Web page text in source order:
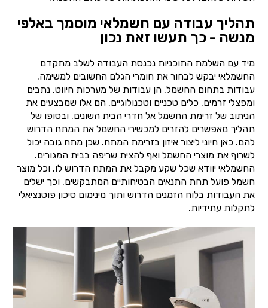
תהליך עבודה עם חשמלאי מוסמך באלפי
מנשה - כך תעשו זאת נכון
מיד עם השלמת התוכניות נכנסת העבודה לשלב מתקדם
החשמלאי יבקש לבחור את חומרי הגלם החשובים למשימה.
עבודות בתחום החשמל, הן עבודות של מערכות חיווט, נתבים
ומפצלי זרמים. כלים טכניים וטכנולוגיים, הם אלו שמבצעים את
הניתוב של זרימת החשמל אל חדרי הבית השונים. ובסופו של
תהליך מאפשרים להזרים למכשירי החשמל את המתח הדרוש
להם. כאן חיוני ליצור איזון בזרימת המתח. שכן מתח גובה יכול
לשרוף את מוצרי החשמל ואף להצית שריפה בבית המגורים.
החשמלאי יוודא שכל שקע מקבל את המתח הדרוש לו. וכל מוצר
חשמל פועל תחת התנאים הבטיחותיים המתבקשים. וכך ישלים
את העבודות בלוח הזמנים הדרוש ותוך מינימום סיכון פוטנציאלי
לתקלות עתידיות.